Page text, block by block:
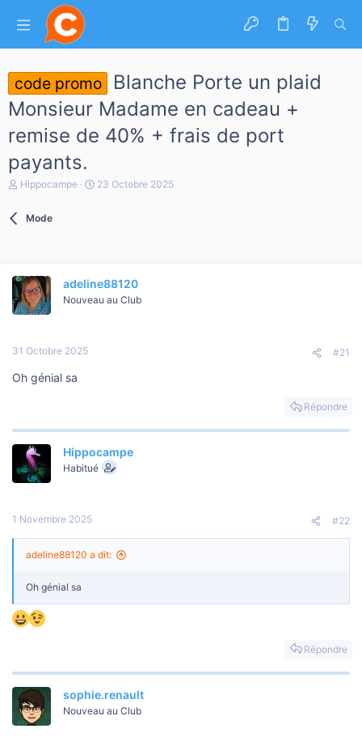
code promo
Blanche Porte un plaid
Monsieur Madame en cadeau +
remise de 40% + frais de port
payants.
A
e
l
a
d
c
s
n
Hippocampe
D
b
u
23 Octobre 2025
Mode
adeline88120
Nouveau au Club
31 Octobre 2025 #21
Oh génial sa
Répondre
Hippocampe
Habitué
1 Novembre 2025 #22
adeline88120 a dit:
Oh génial sa
Répondre
sophie.renault
Nouveau au Club